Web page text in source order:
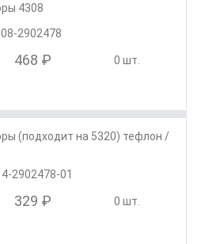
4308
2902478
468 ₽ 0 шт.
(подходит на 5320) тефлон /
2902478-01
329 ₽ 0 шт.